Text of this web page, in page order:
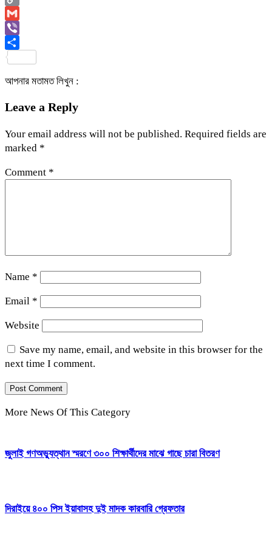
Copy
Link
Gmail
Viber
আপনার মতামত লিখুন :
Leave a Reply
Your email address will not be published. Required fields are
marked *
Comment *
Name *
Email *
Website
Save my name, email, and website in this browser for the
next time I comment.
More News Of This Category
জুলাই গণঅভ্যুত্থান স্মরণে ৩০০ শিক্ষার্থীদের মাঝে গাছে চারা বিতরণ
দিরাইয়ে ৪০০ পিস ইয়াবাসহ দুই মাদক কারবারি গ্রেফতার